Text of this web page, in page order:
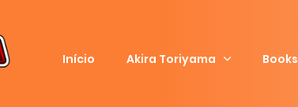
Início Akira Toriyama Books